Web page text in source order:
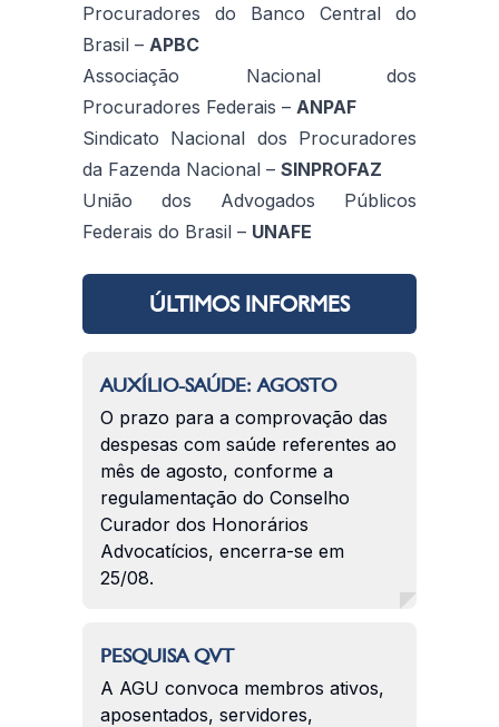
Procuradores do Banco Central do
Brasil – APBC
Associação Nacional dos
Procuradores Federais – ANPAF
Sindicato Nacional dos Procuradores
da Fazenda Nacional – SINPROFAZ
União dos Advogados Públicos
Federais do Brasil – UNAFE
ÚLTIMOS INFORMES
AUXÍLIO-SAÚDE: AGOSTO
O prazo para a comprovação das
despesas com saúde referentes ao
mês de agosto, conforme a
regulamentação do Conselho
Curador dos Honorários
Advocatícios, encerra-se em
25/08.
PESQUISA QVT
A AGU convoca membros ativos,
aposentados, servidores,